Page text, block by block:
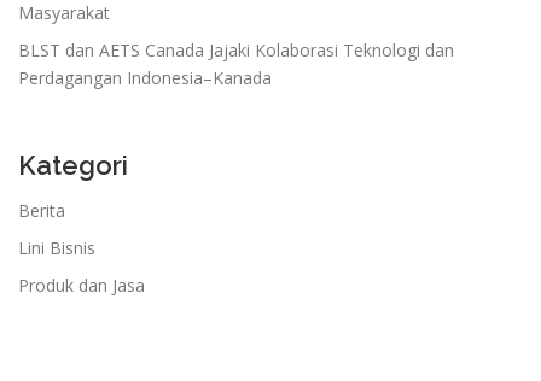
Masyarakat
BLST dan AETS Canada Jajaki Kolaborasi Teknologi dan
Perdagangan Indonesia–Kanada
Kategori
Berita
Lini Bisnis
Produk dan Jasa